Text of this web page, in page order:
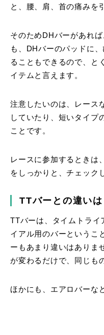
と、腰、肩、首の痛みを
そのためDHバーがあれ
も、DHバーのパッドに
ることもできるので、と
イテムと言えます。
注意したいのは、レース
していたり、短いタイプ
ことです。
レースに参加するときは
をしっかりと、チェック
TTバーとの違いは
TTバーは、タイムトライ
イアル用のバーというこ
ーもあまり違いはありま
が変わるだけで、同じも
ほかにも、エアロバーな